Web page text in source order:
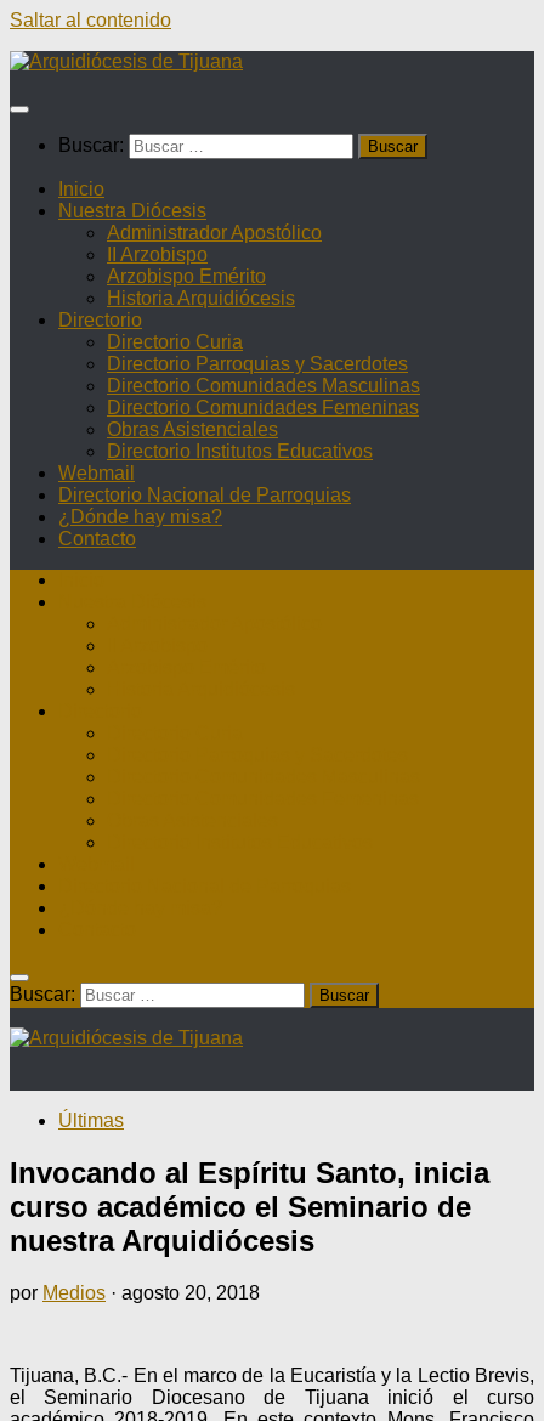
Saltar al contenido
Buscar:
Inicio
Nuestra Diócesis
Administrador Apostólico
II Arzobispo
Arzobispo Emérito
Historia Arquidiócesis
Directorio
Directorio Curia
Directorio Parroquias y Sacerdotes
Directorio Comunidades Masculinas
Directorio Comunidades Femeninas
Obras Asistenciales
Directorio Institutos Educativos
Webmail
Directorio Nacional de Parroquias
¿Dónde hay misa?
Contacto
Buscar:
Últimas
Invocando al Espíritu Santo, inicia
curso académico el Seminario de
nuestra Arquidiócesis
por Medios · agosto 20, 2018
Tijuana, B.C.- En el marco de la Eucaristía y la Lectio Brevis,
el Seminario Diocesano de Tijuana inició el curso